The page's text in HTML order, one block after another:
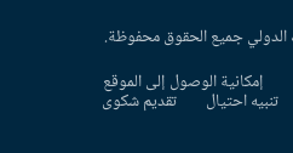
إمكانية الوصول إلى الموقع
تنبيه احتيال تقديم شكوى